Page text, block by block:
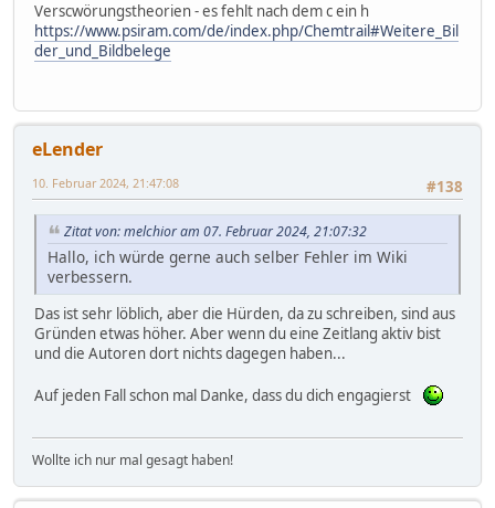
Verscwörungstheorien - es fehlt nach dem c ein h
https://www.psiram.com/de/index.php/Chemtrail#Weitere_Bil
der_und_Bildbelege
eLender
#138
10. Februar 2024, 21:47:08
Zitat von: melchior am 07. Februar 2024, 21:07:32
Hallo, ich würde gerne auch selber Fehler im Wiki
verbessern.
Das ist sehr löblich, aber die Hürden, da zu schreiben, sind aus
Gründen etwas höher. Aber wenn du eine Zeitlang aktiv bist
und die Autoren dort nichts dagegen haben...
Auf jeden Fall schon mal Danke, dass du dich engagierst
Wollte ich nur mal gesagt haben!